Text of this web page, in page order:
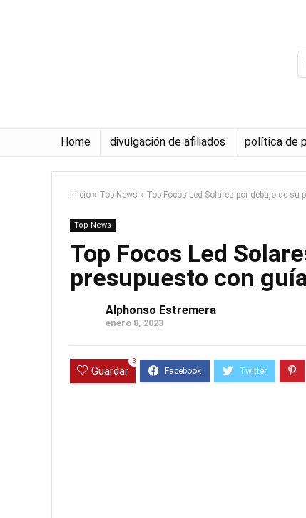
Home divulgación de afiliados política de
Inicio » Top News » Top Focos Led Solares por debajo de su
Top News
Top Focos Led
presupuesto con
Alphonso Estremera
enero 8, 2023
Guardar
3